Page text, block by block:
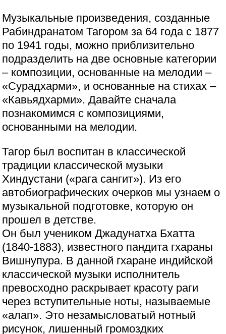
Музыкальные произведения, созданные
Рабиндранатом Тагором за 64 года с 1877
по 1941 годы, можно приблизительно
подразделить на две основные категории
– композиции, основанные на мелодии –
«Сурадхарми», и основанные на стихах –
«Кавьядхарми». Давайте сначала
познакомимся с композициями,
основанными на мелодии.
Тагор был воспитан в классической
традиции классической музыки
Хиндустани («рага сангит»). Из его
автобиографических очерков мы узнаем о
музыкальной подготовке, которую он
прошел в детстве.
Он был учеником Джадунатха Бхатта
(1840-1883), известного пандита гхараны
Вишнупура. В данной гхаране индийской
классической музыки исполнитель
превосходно раскрывает красоту раги
через вступительные ноты, называемые
«алап». Это незамысловатый нотный
рисунок, лишенный громоздких